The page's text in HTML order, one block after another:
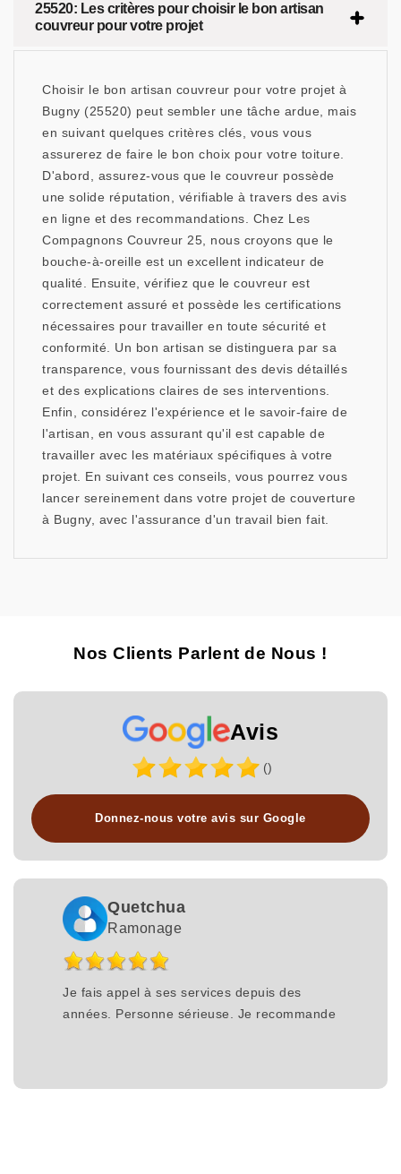
25520: Les critères pour choisir le bon artisan
couvreur pour votre projet
Choisir le bon artisan couvreur pour votre projet à
Bugny (25520) peut sembler une tâche ardue, mais
en suivant quelques critères clés, vous vous
assurerez de faire le bon choix pour votre toiture.
D'abord, assurez-vous que le couvreur possède
une solide réputation, vérifiable à travers des avis
en ligne et des recommandations. Chez Les
Compagnons Couvreur 25, nous croyons que le
bouche-à-oreille est un excellent indicateur de
qualité. Ensuite, vérifiez que le couvreur est
correctement assuré et possède les certifications
nécessaires pour travailler en toute sécurité et
conformité. Un bon artisan se distinguera par sa
transparence, vous fournissant des devis détaillés
et des explications claires de ses interventions.
Enfin, considérez l'expérience et le savoir-faire de
l'artisan, en vous assurant qu'il est capable de
travailler avec les matériaux spécifiques à votre
projet. En suivant ces conseils, vous pourrez vous
lancer sereinement dans votre projet de couverture
à Bugny, avec l'assurance d'un travail bien fait.
Nos Clients Parlent de Nous !
Avis
()
Donnez-nous votre avis sur Google
Quetchua
Ramonage
Je fais appel à ses services depuis des
années. Personne sérieuse. Je recommande